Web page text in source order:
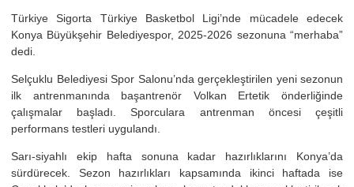
Türkiye Sigorta Türkiye Basketbol Ligi’nde mücadele edecek
Konya Büyükşehir Belediyespor, 2025-2026 sezonuna “merhaba”
dedi.
Selçuklu Belediyesi Spor Salonu’nda gerçekleştirilen yeni sezonun
ilk antrenmanında başantrenör Volkan Ertetik önderliğinde
çalışmalar başladı. Sporculara antrenman öncesi çeşitli
performans testleri uygulandı.
Sarı-siyahlı ekip hafta sonuna kadar hazırlıklarını Konya’da
sürdürecek. Sezon hazırlıkları kapsamında ikinci haftada ise